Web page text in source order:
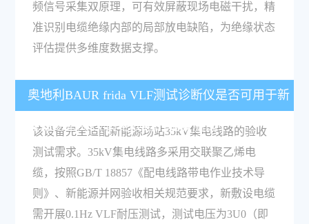
频信号采集双原理，可有效屏蔽现场电磁干扰，精
准识别电缆绝缘内部的局部放电缺陷，为绝缘状态
评估提供多维度数据支撑。
奥地利BAUR frida VLF测试诊断仪是否可用于新
能源场站35kV集电线路的验收测试？
该设备完全适配新能源场站35kV集电线路的验收
测试需求。35kV集电线路多采用交联聚乙烯电
缆，按照GB/T 18857《配电线路带电作业技术导
则》、新能源并网验收相关规范要求，新敷设电缆
需开展0.1Hz VLF耐压测试，测试电压为3U0（即